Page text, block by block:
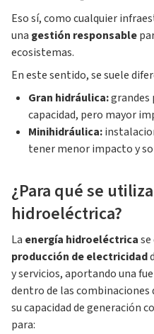
Eso sí, como cualquier
una gestión responsable
ecosistemas.
En este sentido, se suele
Gran hidráulica:grandes
capacidad, pero mayor
Minihidráulica:
tener menor impacto y
¿Para qué se
hidroeléctrica?
La energía hidroeléctrica
producción de electricidad
y servicios, aportando una
dentro de las combinaciones
su capacidad de generación
para: